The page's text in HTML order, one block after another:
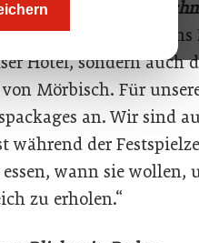
Privathotel Das
Seefestspiele ist bei
Hotel, sondern auch
von Mörbisch. Für
an. Wir sind
während der
essen, wann sie
zu erholen.“